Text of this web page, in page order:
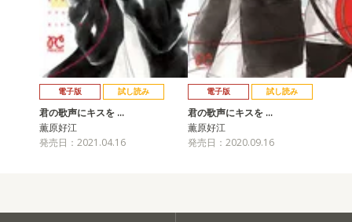
電子版 試し読み
君の歌声にキスを …
薫原好江
発売日：2021.04.16
電子版 試し読み
君の歌声にキスを …
薫原好江
発売日：2020.09.16